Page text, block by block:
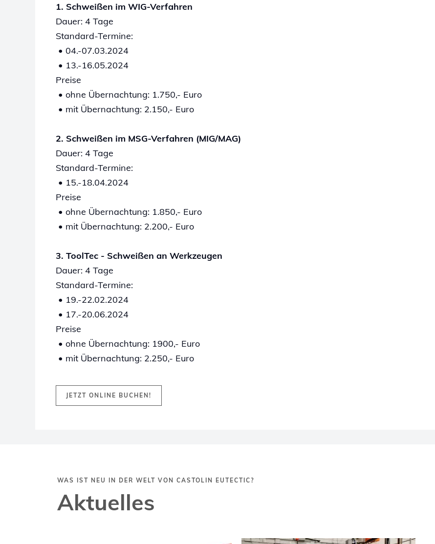
1. Schweißen im WIG-Verfahren
Dauer: 4 Tage
Standard-Termine:
• 04.-07.03.2024
• 13.-16.05.2024
Preise
• ohne Übernachtung: 1.750,- Euro
• mit Übernachtung: 2.150,- Euro
2. Schweißen im MSG-Verfahren (MIG/MAG)
Dauer: 4 Tage
Standard-Termine:
• 15.-18.04.2024
Preise
• ohne Übernachtung: 1.850,- Euro
• mit Übernachtung: 2.200,- Euro
3. ToolTec - Schweißen an Werkzeugen
Dauer: 4 Tage
Standard-Termine:
• 19.-22.02.2024
• 17.-20.06.2024
Preise
• ohne Übernachtung: 1900,- Euro
• mit Übernachtung: 2.250,- Euro
JETZT ONLINE BUCHEN!
WAS IST NEU IN DER WELT VON CASTOLIN EUTECTIC?
Aktuelles